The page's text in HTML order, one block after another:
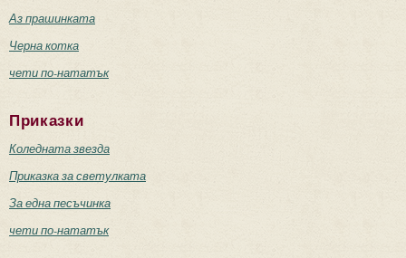
Аз прашинката
Черна котка
чети по-нататък
Приказки
Коледната звезда
Приказка за светулката
За една песъчинка
чети по-нататък